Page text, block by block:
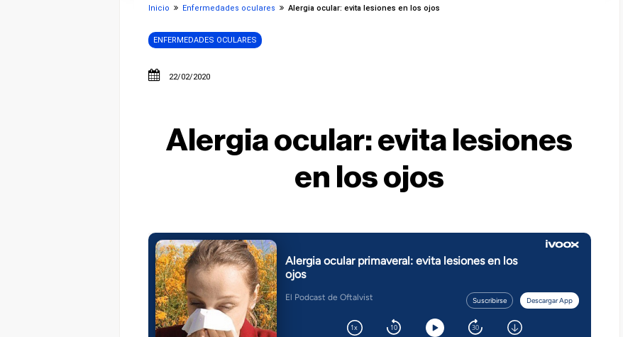
Inicio Enfermedades oculares Alergia ocular: evita lesiones en los ojos
ENFERMEDADES OCULARES
22/02/2020
Alergia ocular: evita lesiones
en los ojos